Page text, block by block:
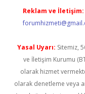
Reklam ve İletişim:
Yasal Uyarı: Sitemiz,
ve İletişim Kurumu
olarak hizmet
olarak denetleme veya